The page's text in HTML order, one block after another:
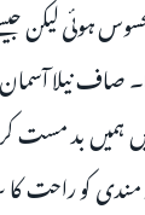
ہوئی لیکن
صاف نیلا
ہمیں بد مست
مندی کو راحت